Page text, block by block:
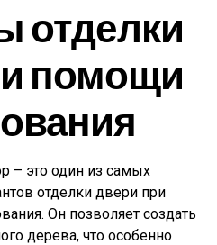
отделки
помощи
– это один из самых
отделки двери при
Он позволяет создать
дерева, что особенно